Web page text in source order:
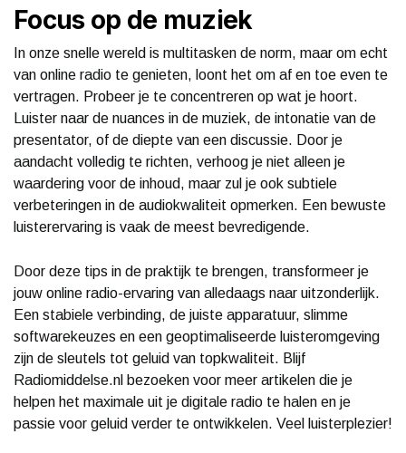
Focus op de muziek
In onze snelle wereld is multitasken de norm, maar om echt
van online radio te genieten, loont het om af en toe even te
vertragen. Probeer je te concentreren op wat je hoort.
Luister naar de nuances in de muziek, de intonatie van de
presentator, of de diepte van een discussie. Door je
aandacht volledig te richten, verhoog je niet alleen je
waardering voor de inhoud, maar zul je ook subtiele
verbeteringen in de audiokwaliteit opmerken. Een bewuste
luisterervaring is vaak de meest bevredigende.
Door deze tips in de praktijk te brengen, transformeer je
jouw online radio-ervaring van alledaags naar uitzonderlijk.
Een stabiele verbinding, de juiste apparatuur, slimme
softwarekeuzes en een geoptimaliseerde luisteromgeving
zijn de sleutels tot geluid van topkwaliteit. Blijf
Radiomiddelse.nl bezoeken voor meer artikelen die je
helpen het maximale uit je digitale radio te halen en je
passie voor geluid verder te ontwikkelen. Veel luisterplezier!